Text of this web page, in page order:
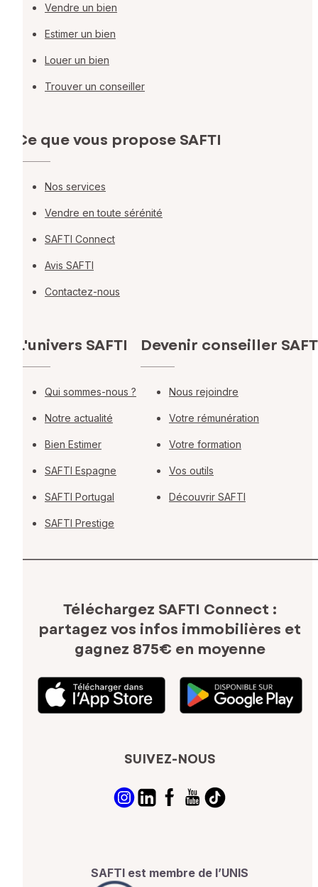
Vendre un bien
Estimer un bien
Louer un bien
Trouver un conseiller
Ce que vous propose SAFTI
Nos services
Vendre en toute sérénité
SAFTI Connect
Avis SAFTI
Contactez-nous
L'univers SAFTI
Qui sommes-nous ?
Notre actualité
Bien Estimer
SAFTI Espagne
SAFTI Portugal
SAFTI Prestige
Devenir conseiller
Nous rejoindre
Votre rémunération
Votre formation
Vos outils
Découvrir SAFTI
Téléchargez SAFTI Connect :
partagez vos infos immobilières et
gagnez 875€ en moyenne
SUIVEZ-NOUS
SAFTI est membre de l’UNIS